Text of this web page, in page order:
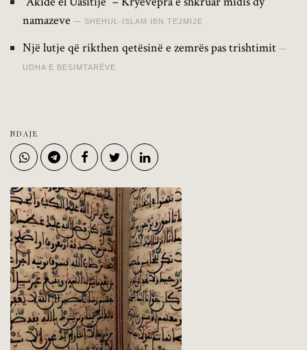
namazeve
SHEHUL-ISLAM IBN TEJMIJE
Një lutje që rikthen qetësinë e zemrës pas trishtimit
UDHA E BESIMTARËVE
NDAJE